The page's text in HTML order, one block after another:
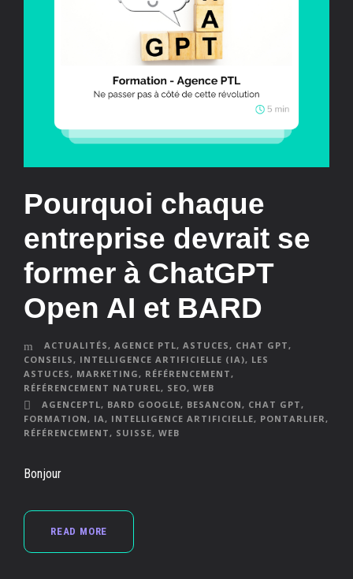
Pourquoi chaque
entreprise devrait se
former à ChatGPT
Open AI et BARD
ACTUALITÉS, AGENCE PTL, ASTUCES, CHAT GPT,
CONSEILS, INTELLIGENCE ARTIFICIELLE (IA), LES
ASTUCES, MARKETING, RÉFÉRENCEMENT,
RÉFÉRENCEMENT NATUREL, SEO, WEB
AGENCEPTL, BARD GOOGLE, BESANCON, CHAT GPT,
FORMATION, IA, INTELLIGENCE ARTIFICIELLE, PONTARLIER,
RÉFÉRENCEMENT, SUISSE, WEB
Bonjour
READ MORE